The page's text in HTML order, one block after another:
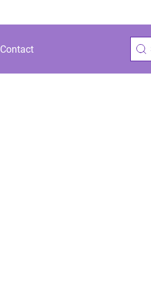
Contact